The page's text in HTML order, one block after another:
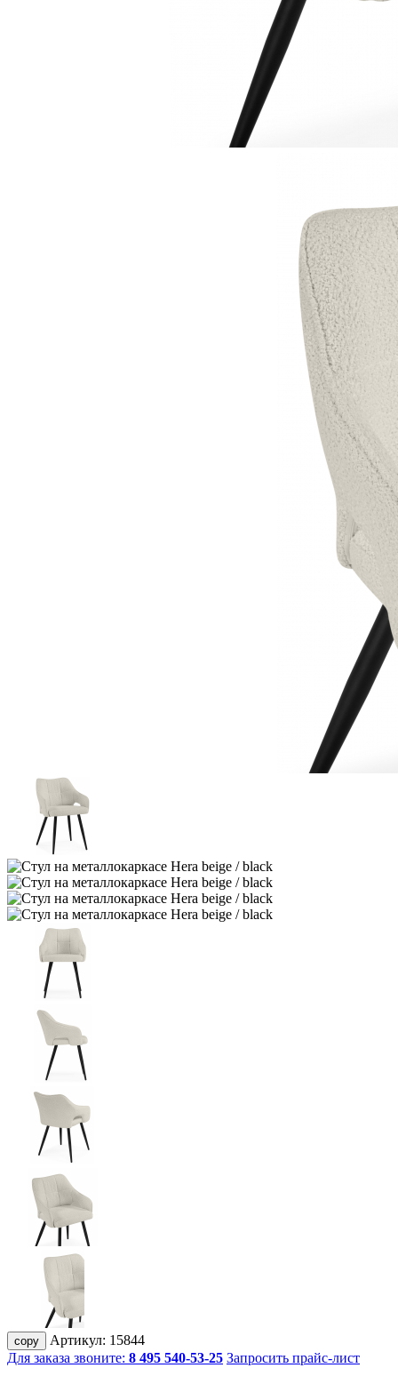
copy Артикул: 15844
Для заказа звоните: 8 495 540-53-25 Запросить прайс-лист